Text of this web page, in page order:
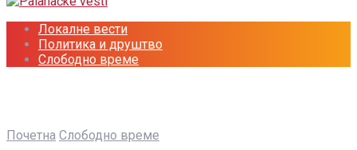
Локалне вести
Политика и друштво
Слободно време
Почетна Слободно време